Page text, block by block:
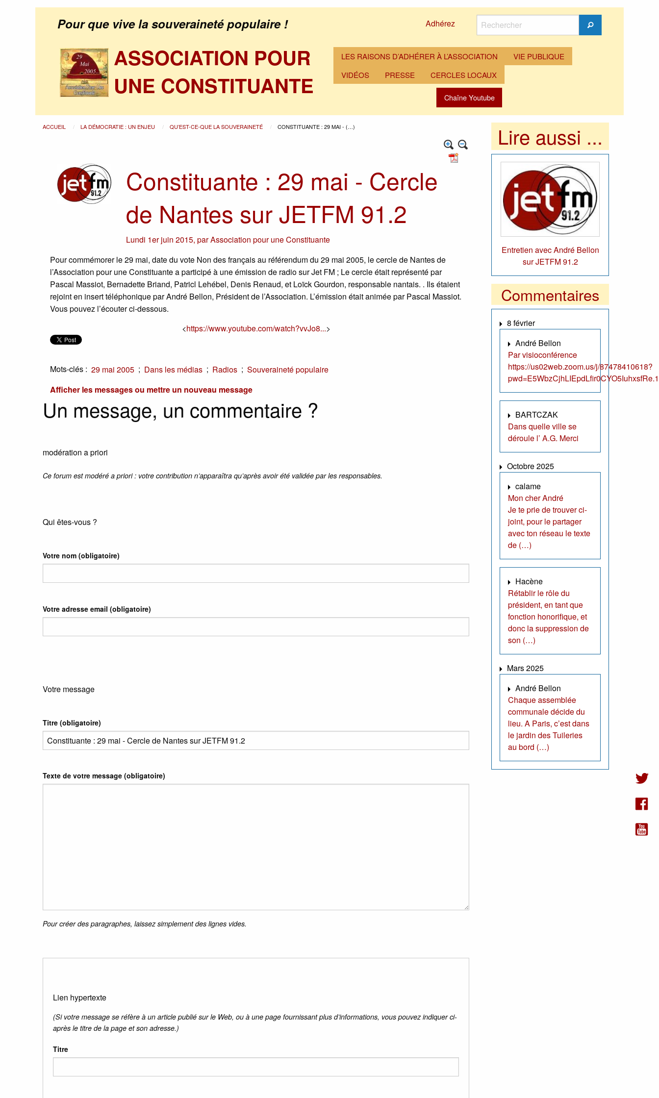
Pour que vive la souveraineté populaire ! Adhérez
Rechercher
Rechercher
ASSOCIATION POUR
UNE CONSTITUANTE
LES RAISONS D’ADHÉRER À L’ASSOCIATION
VIE PUBLIQUE
VIDÉOS
PRESSE CERCLES LOCAUX
Chaîne Youtube
ACCUEIL LA DÉMOCRATIE : UN ENJEU QU’EST-CE-QUE LA SOUVERAINETÉ CONSTITUANTE : 29 MAI - (…)
Constituante : 29 mai - Cercle
de Nantes sur JETFM 91.2
Lundi 1er juin 2015,parAssociation pour une Constituante
Pour commémorer le 29 mai, date du vote Non des français au référendum du 29 mai 2005, le cercle de Nantes de
l’Association pour une Constituante a participé à une émission de radio sur Jet FM ; Le cercle était représenté par
Pascal Massiot, Bernadette Briand, Patricl Lehébel, Denis Renaud, et Loïck Gourdon, responsable nantais. . Ils étaient
rejoint en insert téléphonique par André Bellon, Président de l’Association. L’émission était animée par Pascal Massiot.
Vous pouvez l’écouter ci-dessous.
<https://www.youtube.com/watch?vvJo8...>
Mots-clés : 29 mai 2005 ; Dans les médias ; Radios ; Souveraineté populaire
Afficher les messages ou mettre un nouveau message
Un message, un commentaire ?
modération a priori
Ce forum est modéré a priori : votre contribution n’apparaîtra qu’après avoir été validée par les responsables.
Qui êtes-vous ?
Votre nom (obligatoire)
Votre adresse email (obligatoire)
Votre message
Titre (obligatoire)
Texte de votre message (obligatoire)
Pour créer des paragraphes, laissez simplement des lignes vides.
Lien hypertexte
(Si votre message se réfère à un article publié sur le Web, ou à une page fournissant plus d’informations, vous pouvez indiquer ci-
après le titre de la page et son adresse.)
Titre
Lire aussi ...
Entretien avec André Bellon
sur JETFM 91.2
Commentaires
8 février
André Bellon
Par visioconférence
https://us02web.zoom.us/j/87478410618?
BARTCZAK
Dans quelle ville se
déroule l’ A.G. Merci
Octobre 2025
calame
Mon cher André
Je te prie de trouver ci-
joint, pour le partager
avec ton réseau le texte
de (…)
Hacène
Rétablir le rôle du
président, en tant que
fonction honorifique, et
donc la suppression de
son (…)
Mars 2025
André Bellon
Chaque assemblée
communale décide du
lieu. A Paris, c’est dans
le jardin des Tuileries
au bord (…)